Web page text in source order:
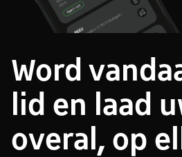
Word
lid en laad
overal, op